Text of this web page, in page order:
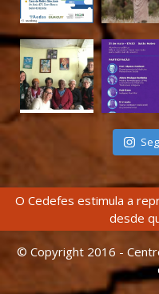
O Cedefes estimula a
desde
© Copyright 2016 -